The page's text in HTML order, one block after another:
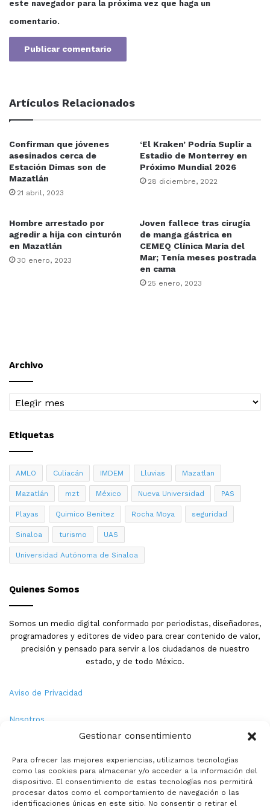
Gestionar consentimiento
Para ofrecer las mejores experiencias, utilizamos tecnologías
como las cookies para almacenar y/o acceder a la información del
dispositivo. El consentimiento de estas tecnologías nos permitirá
procesar datos como el comportamiento de navegación o las
identificaciones únicas en este sitio. No consentir o retirar el
este navegador para la próxima vez que haga un
comentario.
Artículos Relacionados
Confirman que jóvenes
asesinados cerca de
Estación Dimas son de
Mazatlán
21 abril, 2023
‘El Kraken’ Podría Suplir a
Estadio de Monterrey en
Próximo Mundial 2026
28 diciembre, 2022
Hombre arrestado por
agredir a hija con cinturón
en Mazatlán
30 enero, 2023
Joven fallece tras cirugía
de manga gástrica en
CEMEQ Clínica María del
Mar; Tenía meses postrada
en cama
25 enero, 2023
Archivo
Archivo
Etiquetas
AMLO Culiacán IMDEM Lluvias Mazatlan
Mazatlán mzt México Nueva Universidad PAS
Playas Quimico Benitez Rocha Moya seguridad
Sinaloa turismo UAS
Universidad Autónoma de Sinaloa
Quienes Somos
Somos un medio digital conformado por periodistas, diseñadores,
programadores y editores de video para crear contenido de valor,
precisión y pensado para servir a los ciudadanos de nuestro
estado, y de todo México.
Aviso de Privacidad
Nosotros
Política de Cookies
Contacto